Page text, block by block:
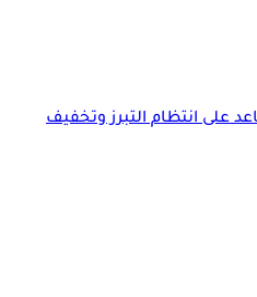
على انتظام التبرز وتخفيف